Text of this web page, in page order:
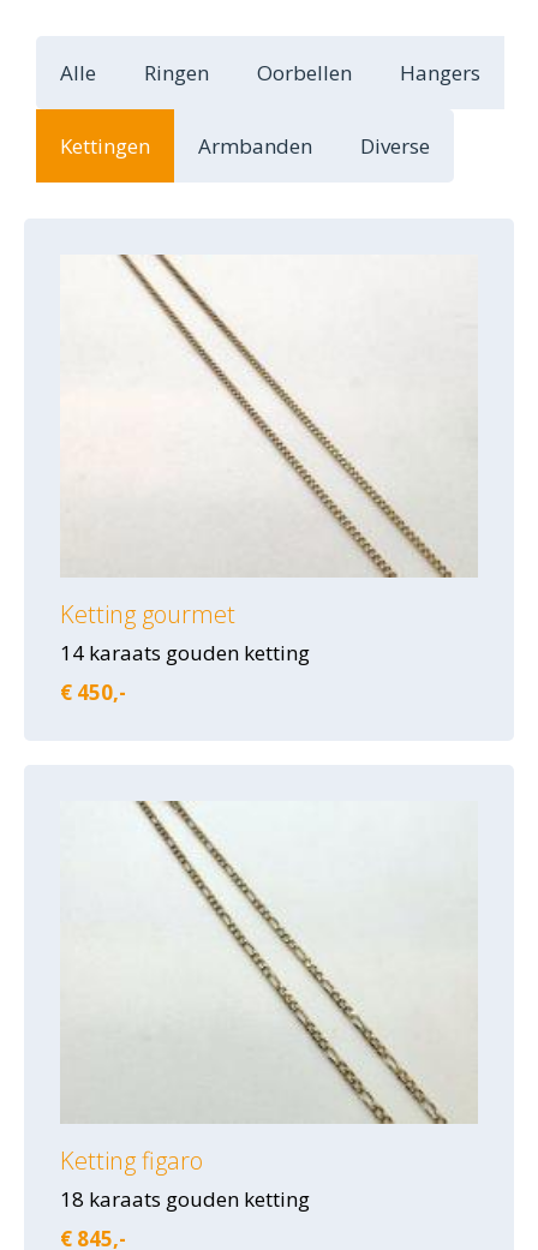
Alle Ringen Oorbellen Hangers
Kettingen Armbanden Diverse
Ketting gourmet
14 karaats gouden ketting
€ 450,-
Ketting figaro
18 karaats gouden ketting
€ 845,-